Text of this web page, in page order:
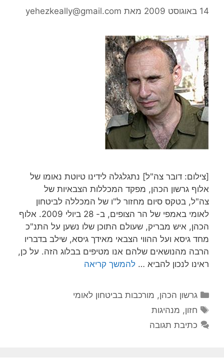
14 באוגוסט 2009 מאת yehezkeally@gmail.com
[צילום: דובר צה"ל] נתגלגלה לידינו טיוטת נאומו של
אלוף גרשון הכהן, מפקד המכללות הצבאיות של
צה"ל, בטקס סיום מחזור ל"ו של המכללה לביטחון
לאומי באמפי של הר הצופים, ב- 28 ביולי 2009. אלוף
הכהן, איש מבריק, שעולם התוכן שלו נשען על התנ"כ
מחד גיסא ועל ההווי הצבאי מאידך גיסא, שילב בדבריו
הרבה מהנושאים שלהם אנו מטיפים בבלוג הזה. על כן,
ראינו לנכון להביא … להמשך קריאה
קטגוריות
גרשון הכהן, מורכבות בביטחון לאומי
תגיות
חזון, מנהיגות
כתיבת תגובה